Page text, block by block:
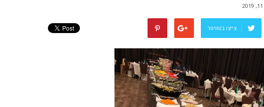
צייצו בטוויטר